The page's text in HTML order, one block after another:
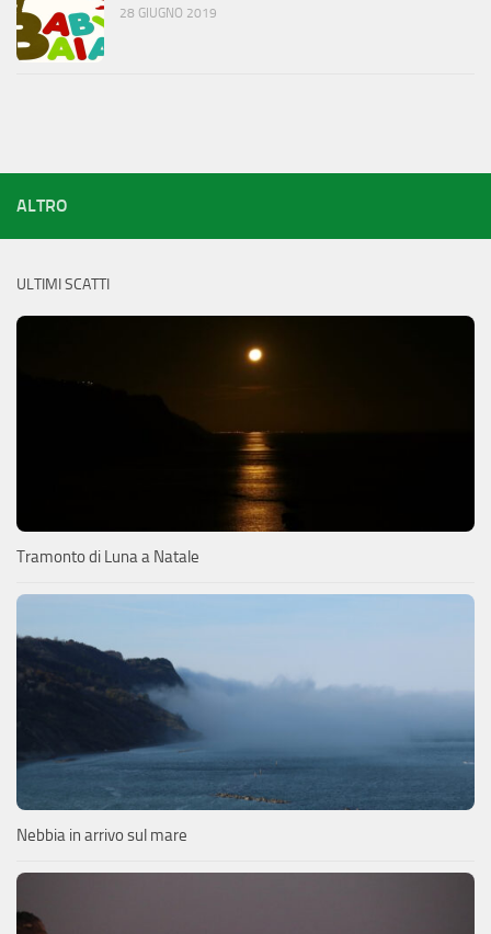
28 GIUGNO 2019
ALTRO
ULTIMI SCATTI
Tramonto di Luna a Natale
Nebbia in arrivo sul mare